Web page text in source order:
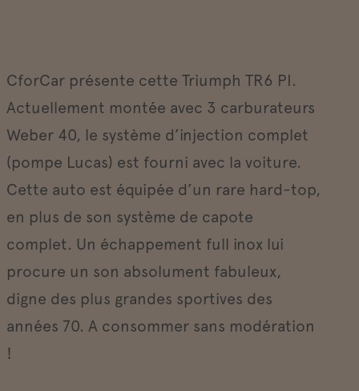
CforCar présente cette Triumph TR6 PI.
Actuellement montée avec 3 carburateurs
Weber 40, le système d’injection complet
(pompe Lucas) est fourni avec la voiture.
Cette auto est équipée d’un rare hard-top,
en plus de son système de capote
complet. Un échappement full inox lui
procure un son absolument fabuleux,
digne des plus grandes sportives des
années 70. A consommer sans modération
!